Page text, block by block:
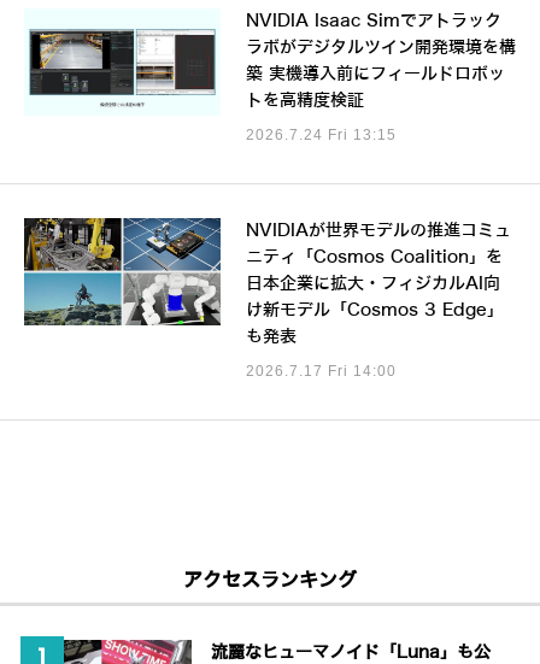
NVIDIA Isaac Simでアトラック
ラボがデジタルツイン開発環境を構
築 実機導入前にフィールドロボッ
トを高精度検証
2026.7.24 Fri 13:15
NVIDIAが世界モデルの推進コミュ
ニティ「Cosmos Coalition」を
日本企業に拡大・フィジカルAI向
け新モデル「Cosmos 3 Edge」
も発表
2026.7.17 Fri 14:00
アクセスランキング
流麗なヒューマノイド「Luna」も公